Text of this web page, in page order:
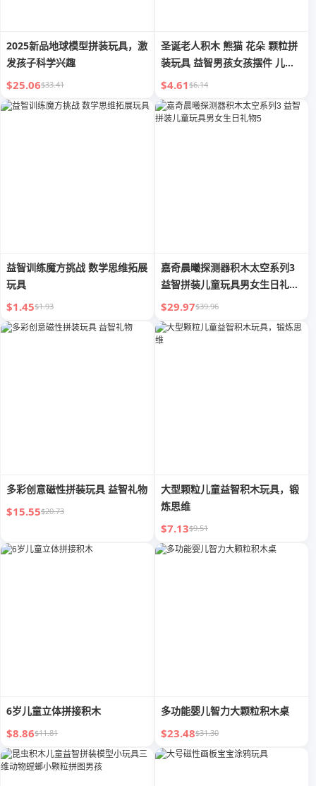
2025新品地球模型拼装玩具，激
发孩子科学兴趣
$25.06$33.41
圣诞老人积木 熊猫 花朵 颗粒拼
装玩具 益智男孩女孩摆件 儿童
圣诞礼物
$4.61$6.14
益智训练魔方挑战 数学思维拓展
玩具
$1.45$1.93
嘉奇晨曦探测器积木太空系列3
益智拼装儿童玩具男女生日礼物
5
$29.97$39.96
多彩创意磁性拼装玩具 益智礼物
$15.55$20.73
大型颗粒儿童益智积木玩具，锻
炼思维
$7.13$9.51
6岁儿童立体拼接积木
$8.86$11.81
多功能婴儿智力大颗粒积木桌
$23.48$31.30